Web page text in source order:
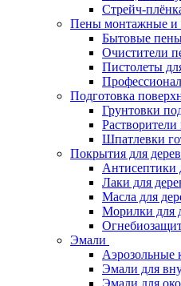
Стрейч-
Пены монтажные и
Бытовые
Очистители
Пистолеты
Подготовка
Грунтовки
Растворители
Шпатлевки
Покрытия для
Антисептики
Лаки для
Масла для
Морилки для
Эмали
Аэрозольные
Эмали для
Эмали для